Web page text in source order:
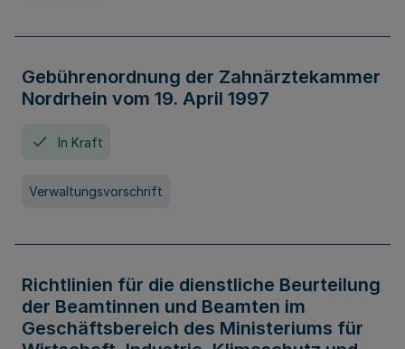
Gebührenordnung der Zahnärztekammer
Nordrhein vom 19. April 1997
In Kraft
Verwaltungsvorschrift
Richtlinien für die dienstliche Beurteilung
der Beamtinnen und Beamten im
Geschäftsbereich des Ministeriums für